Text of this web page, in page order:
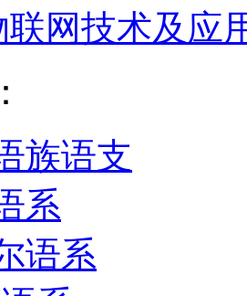
联网技术及应
：
族语支
系
语系